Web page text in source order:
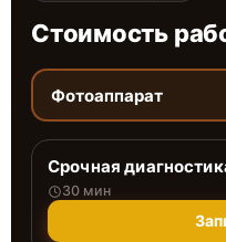
Стоимость
Фотоаппарат
Срочная
30 мин